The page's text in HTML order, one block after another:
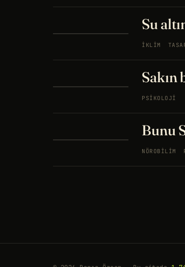
Su
İKLIM
Sakın
PSIKOLOJI
Bunu
NÖROBILIM